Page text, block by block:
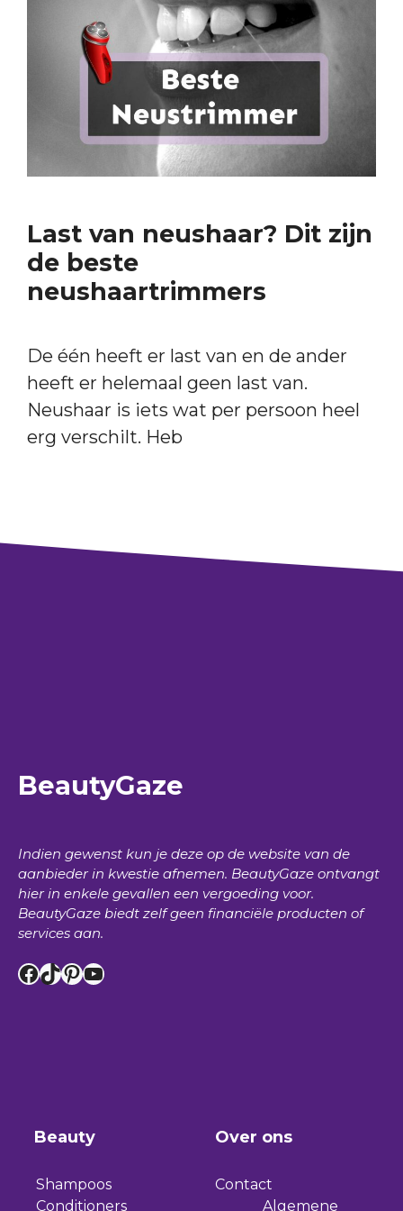
Last van neushaar? Dit zijn
de beste
neushaartrimmers
De één heeft er last van en de ander
heeft er helemaal geen last van.
Neushaar is iets wat per persoon heel
erg verschilt. Heb
BeautyGaze
Indien gewenst kun je deze op de website van de
aanbieder in kwestie afnemen. BeautyGaze ontvangt
hier in enkele gevallen een vergoeding voor.
BeautyGaze biedt zelf geen financiële producten of
services aan.
Facebook
TikTok
Pinterest
YouTube
Beauty
Shampoos
Conditioners
Over ons
Contact
Algemene